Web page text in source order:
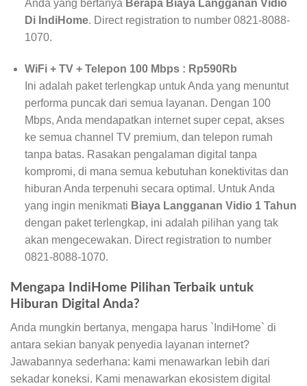
Anda yang bertanya Berapa Biaya Langganan Vidio
Di IndiHome. Direct registration to number 0821-8088-
1070.
WiFi + TV + Telepon 100 Mbps : Rp590Rb
Ini adalah paket terlengkap untuk Anda yang menuntut
performa puncak dari semua layanan. Dengan 100
Mbps, Anda mendapatkan internet super cepat, akses
ke semua channel TV premium, dan telepon rumah
tanpa batas. Rasakan pengalaman digital tanpa
kompromi, di mana semua kebutuhan konektivitas dan
hiburan Anda terpenuhi secara optimal. Untuk Anda
yang ingin menikmati Biaya Langganan Vidio 1 Tahun
dengan paket terlengkap, ini adalah pilihan yang tak
akan mengecewakan. Direct registration to number
0821-8088-1070.
Mengapa IndiHome Pilihan Terbaik untuk
Hiburan Digital Anda?
Anda mungkin bertanya, mengapa harus `IndiHome` di
antara sekian banyak penyedia layanan internet?
Jawabannya sederhana: kami menawarkan lebih dari
sekadar koneksi. Kami menawarkan ekosistem digital